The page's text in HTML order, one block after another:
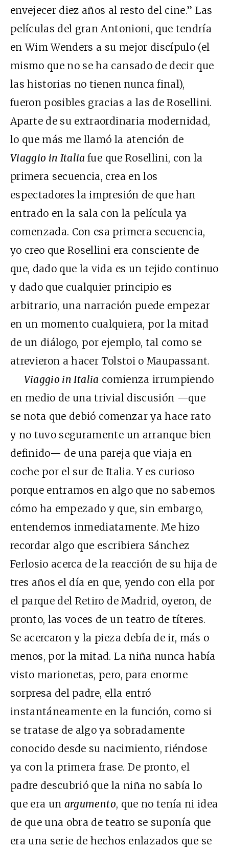
envejecer diez años al resto del cine.” Las
películas del gran Antonioni, que tendría
en Wim Wenders a su mejor discípulo (el
mismo que no se ha cansado de decir que
las historias no tienen nunca final),
fueron posibles gracias a las de Rosellini.
Aparte de su extraordinaria modernidad,
lo que más me llamó la atención de
Viaggio in Italiafue que Rosellini, con la
primera secuencia, crea en los
espectadores la impresión de que han
entrado en la sala con la película ya
comenzada. Con esa primera secuencia,
yo creo que Rosellini era consciente de
que, dado que la vida es un tejido continuo
y dado que cualquier principio es
arbitrario, una narración puede empezar
en un momento cualquiera, por la mitad
de un diálogo, por ejemplo, tal como se
atrevieron a hacer Tolstoi o Maupassant.
Viaggio in Italia comienza irrumpiendo
en medio de una trivial discusión —que
se nota que debió comenzar ya hace rato
y no tuvo seguramente un arranque bien
definido— de una pareja que viaja en
coche por el sur de Italia. Y es curioso
porque entramos en algo que no sabemos
cómo ha empezado y que, sin embargo,
entendemos inmediatamente. Me hizo
recordar algo que escribiera Sánchez
Ferlosio acerca de la reacción de su hija de
tres años el día en que, yendo con ella por
el parque del Retiro de Madrid, oyeron, de
pronto, las voces de un teatro de títeres.
Se acercaron y la pieza debía de ir, más o
menos, por la mitad. La niña nunca había
visto marionetas, pero, para enorme
sorpresa del padre, ella entró
instantáneamente en la función, como si
se tratase de algo ya sobradamente
conocido desde su nacimiento, riéndose
ya con la primera frase. De pronto, el
padre descubrió que la niña no sabía lo
que era un argumento, que no tenía ni idea
de que una obra de teatro se suponía que
era una serie de hechos enlazados que se